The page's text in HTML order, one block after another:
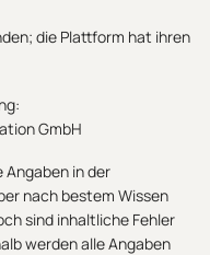
die Plattform hat ihren
GmbH
in der
nach bestem Wissen
sind inhaltliche Fehler
werden alle Angaben